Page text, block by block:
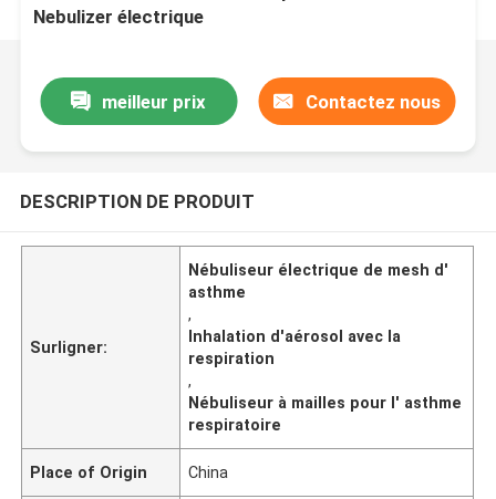
Nebulizer électrique
meilleur prix Contactez nous
DESCRIPTION DE PRODUIT
Surligner:
Nébuliseur électrique de mesh d'
asthme
,
Inhalation d'aérosol avec la
respiration
,
Nébuliseur à mailles pour l' asthme
respiratoire
Place of Origin China